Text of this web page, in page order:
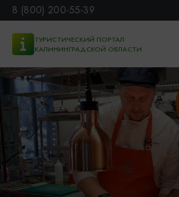
8 (800) 200-55-39
ТУРИСТИЧЕСКИЙ ПОРТАЛ
КАЛИНИНГРАДСКОЙ ОБЛАСТИ